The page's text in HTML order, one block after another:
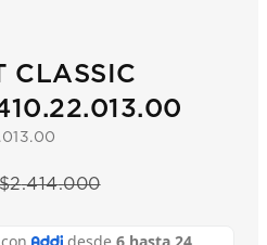
CLASSIC
2.414.000